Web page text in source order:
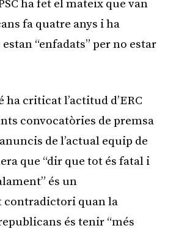
ha fet el mateix que van
fa quatre anys i ha
“enfadats” per no estar
criticat l’actitud d’ERC
convocatòries de premsa
de l’actual equip de
que “dir que tot és fatal i
és un
contradictori quan la
és tenir “més